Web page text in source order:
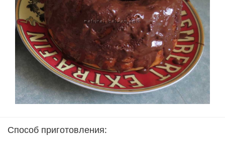
Способ приготовления: